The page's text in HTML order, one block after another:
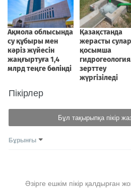
Пікірлер
Бұл тақырыпқа пікір
Бұрынғы
Әзірге ешкім пікір қалдырған